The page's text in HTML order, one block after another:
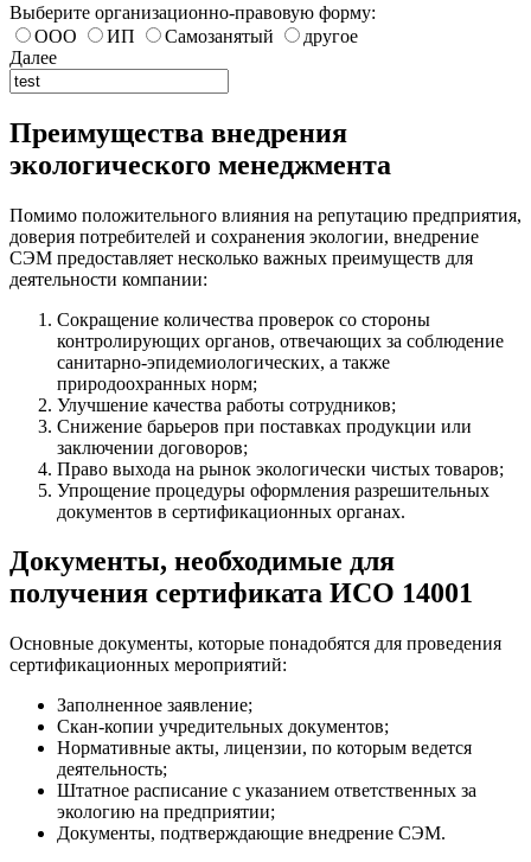
Выберите организационно-правовую форму:
ООО
ИП Самозанятый
другое
Далее
Преимущества внедрения
экологического менеджмента
Помимо положительного влияния на репутацию предприятия,
доверия потребителей и сохранения экологии, внедрение
СЭМ предоставляет несколько важных преимуществ для
деятельности компании:
Сокращение количества проверок со стороны
контролирующих органов, отвечающих за соблюдение
санитарно-эпидемиологических, а также
природоохранных норм;
Улучшение качества работы сотрудников;
Снижение барьеров при поставках продукции или
заключении договоров;
Право выхода на рынок экологически чистых товаров;
Упрощение процедуры оформления разрешительных
документов в сертификационных органах.
Документы, необходимые для
получения сертификата ИСО 14001
Основные документы, которые понадобятся для проведения
сертификационных мероприятий:
Заполненное заявление;
Скан-копии учредительных документов;
Нормативные акты, лицензии, по которым ведется
деятельность;
Штатное расписание с указанием ответственных за
экологию на предприятии;
Документы, подтверждающие внедрение СЭМ.